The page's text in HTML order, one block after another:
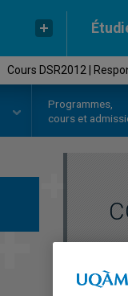
Cours DSR2012 |
Programmes,
cours et